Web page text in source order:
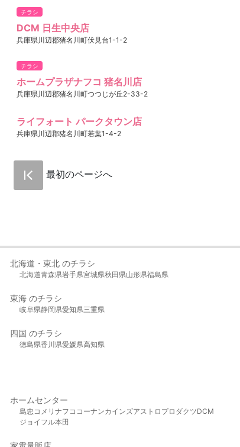
チラシ
DCM 日生中央店
兵庫県川辺郡猪名川町伏見台1-1-2
チラシ
ホームプラザナフコ 猪名川店
兵庫県川辺郡猪名川町つつじが丘2-33-2
ライフォート パークタウン店
兵庫県川辺郡猪名川町若葉1-4-2
最初のページへ
北海道・東北 のチラシ
北海道青森県岩手県宮城県秋田県山形県福島県
東海 のチラシ
岐阜県静岡県愛知県三重県
四国 のチラシ
徳島県香川県愛媛県高知県
ホームセンター
島忠 コメリ ナフコ コーナンカインズアストロプロダクツDCM
ジョイフル本田